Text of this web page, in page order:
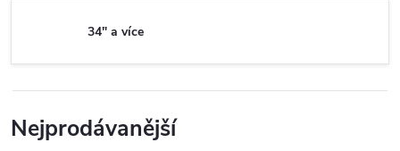
34" a více
Nejprodávanější